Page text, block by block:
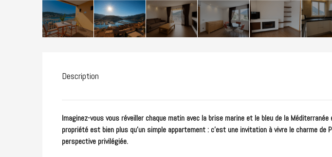
Description
Imaginez-vous vous réveiller chaque matin avec la brise marine et le bleu de la
propriété est bien plus qu’un simple appartement : c’est une invitation à vivre le charme de
perspective privilégiée.